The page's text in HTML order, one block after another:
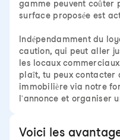
gamme peuvent coûter
surface proposée est
Indépendamment du
caution, qui peut aller
les locaux
plaît, tu peux contacter
immobilière via notre
l'annonce et organiser
Voici les